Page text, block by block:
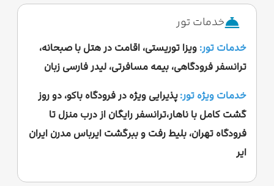
خدمات تور
خدمات تور:ویزا توریستی، اقامت در هتل با صبحانه،
ترانسفر فرودگاهی، بیمه مسافرتی، لیدر فارسی زبان
خدمات ویژه تور:پذیرایی ویژه در فرودگاه باکو، دو روز
گشت کامل با ناهار،ترانسفر رایگان از درب منزل تا
فرودگاه تهران، بلیط رفت و ببرگشت ایرباس مدرن ایران
ایر